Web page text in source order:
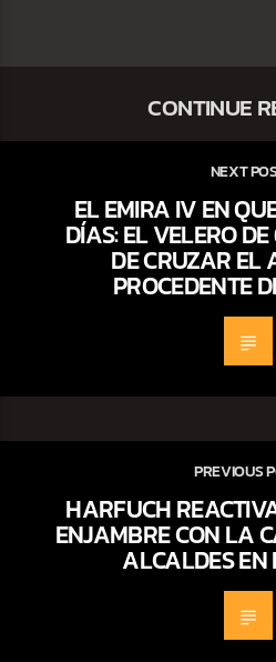
CONTINUE
NEXT
EL EMIRA IV EN
DÍAS: EL VELERO
DE CRUZAR EL
PROCEDENTE
PREVIOUS
HARFUCH
ENJAMBRE CON LA
ALCALDES EN